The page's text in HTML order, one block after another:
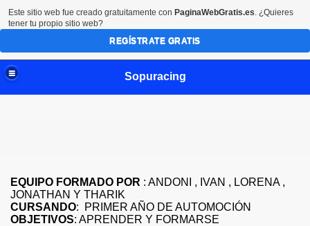
Sopuracing
EQUIPO FORMADO POR : ANDONI , IVAN , LORENA ,
JONATHAN Y THARIK
CURSANDO: PRIMER AÑO DE AUTOMOCIÓN
OBJETIVOS: APRENDER Y FORMARSE
Este sitio web fue creado gratuitamente con PaginaWebGratis.es. ¿Quieres
tener tu propio sitio web?
REGÍSTRATE GRATIS